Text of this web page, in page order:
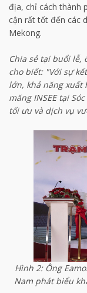
địa, chỉ cách thành
cận rất tốt đến các
Mekong.
Chia sẻ tại buổi lễ,
cho biết: "Với sự
lớn, khả năng xuất
măng INSEE tại
tối ưu và dịch vụ
Hình 2: Ông
Nam phát biểu